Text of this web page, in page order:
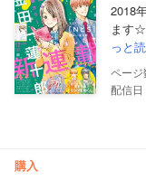
2018
ます
っと
配信
購入